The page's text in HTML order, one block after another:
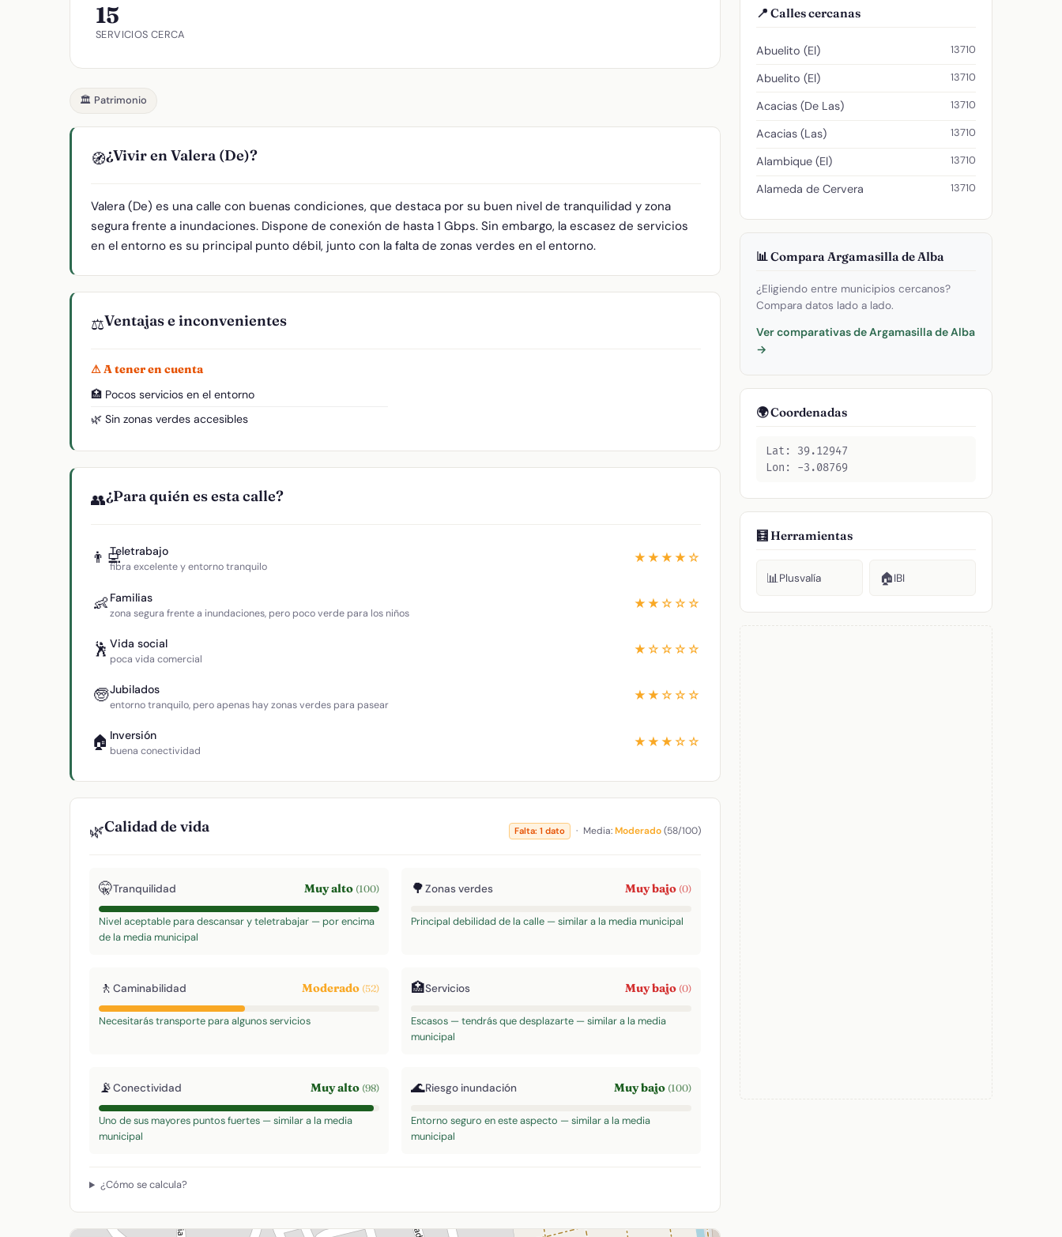
15
SERVICIOS CERCA
🏛️ Patrimonio
🧭¿Vivir en Valera (De)?
Valera (De) es una calle con buenas condiciones, que destaca por su buen nivel de tranquilidad y zona
segura frente a inundaciones. Dispone de conexión de hasta 1 Gbps. Sin embargo, la escasez de servicios
en el entorno es su principal punto débil, junto con la falta de zonas verdes en el entorno.
⚖️Ventajas e inconvenientes
⚠ A tener en cuenta
🏥 Pocos servicios en el entorno
🌿 Sin zonas verdes accesibles
👥¿Para quién es esta calle?
👨‍💻Teletrabajo
fibra excelente y entorno tranquilo
★★★★☆
👶 Familias
zona segura frente a inundaciones, pero poco verde para los niños
★★☆☆☆
🕺 Vida social
poca vida comercial
★☆☆☆☆
🧓Jubilados
entorno tranquilo, pero apenas hay zonas verdes para pasear
★★☆☆☆
🏠 Inversión
buena conectividad
★★★☆☆
🌿Calidad de vida Falta: 1 dato · Media:Moderado(58/100)
🤫Tranquilidad Muy alto (100)
Nivel aceptable para descansar y teletrabajar — por encima
de la media municipal
🌳Zonas verdes Muy bajo (0)
Principal debilidad de la calle — similar a la media municipal
🚶 Caminabilidad Moderado (52)
Necesitarás transporte para algunos servicios
🏥Servicios Muy bajo (0)
Escasos — tendrás que desplazarte — similar a la media
municipal
📡Conectividad Muy alto (98)
Uno de sus mayores puntos fuertes — similar a la media
municipal
🌊Riesgo inundación Muy bajo (100)
Entorno seguro en este aspecto — similar a la media
municipal
¿Cómo se calcula?
📍 Calles cercanas
Abuelito (El) 13710
Abuelito (El) 13710
Acacias (De Las) 13710
Acacias (Las) 13710
Alambique (El) 13710
Alameda de Cervera 13710
📊 Compara Argamasilla de Alba
¿Eligiendo entre municipios cercanos?
Compara datos lado a lado.
Ver comparativas de Argamasilla de Alba
→
🌍 Coordenadas
Lat: 39.12947
Lon: -3.08769
🧮 Herramientas
📊Plusvalía 🏠IBI